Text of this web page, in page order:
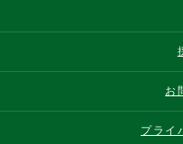
お
プライ